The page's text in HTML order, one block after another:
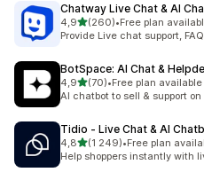
Chatway Live Chat & AI
4,9av 5 stjerner
(260)
Totalt 260 omtaler
•Free plan
Provide Live chat support,
BotSpace: AI Chat &
4,9av 5 stjerner
(70)
Totalt 70 omtaler
•Free plan available
AI chatbot to sell & support
Tidio ‑ Live Chat & AI
4,8av 5 stjerner
(1 249)
Totalt 1249 omtaler
•Free plan
Help shoppers instantly with